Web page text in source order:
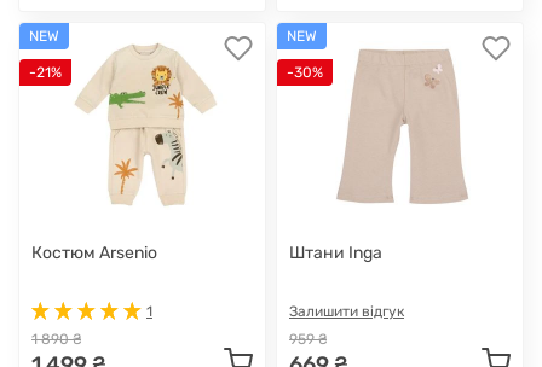
NEW
-21%
Костюм Arsenio
1
1 890 ₴
NEW
-30%
Штани Inga
Залишити відгук
959 ₴